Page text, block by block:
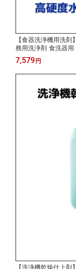
【食器洗浄機用
務用洗浄剤 食洗器
応
7,579円
【洗浄機乾燥仕上